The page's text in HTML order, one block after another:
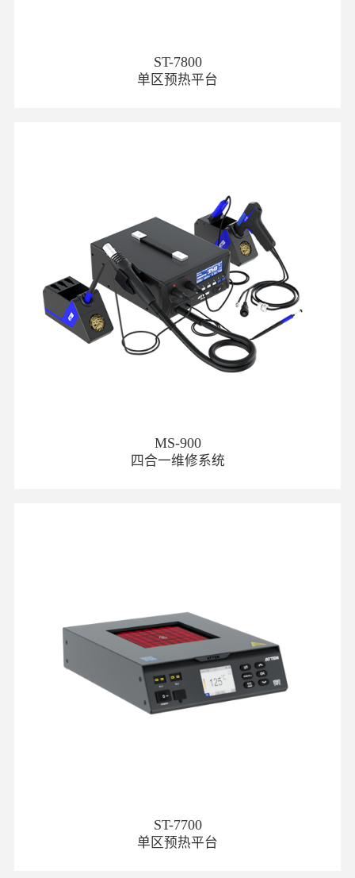
ST-7800
单区预热平台
MS-900
四合一维修系统
ST-7700
单区预热平台